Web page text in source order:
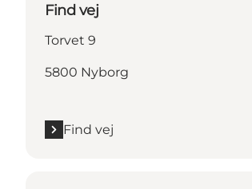
Find vej
Torvet 9
5800 Nyborg
Find vej